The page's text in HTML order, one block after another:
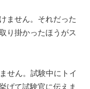
ません。それだった
り掛かったほうがス
せん。試験中にトイ
げて試験官に伝えま